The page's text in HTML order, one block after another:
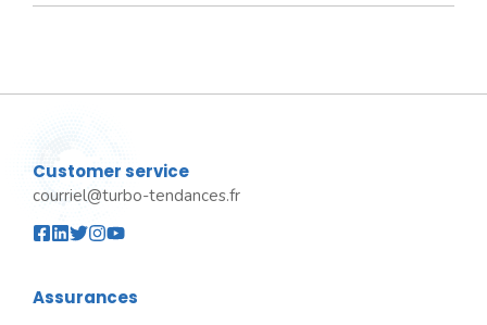
Customer service
courriel@turbo-tendances.fr
Assurances